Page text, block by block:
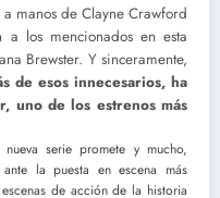
manos de Clayne Crawford
a los mencionados en esta
Brewster. Y sinceramente,
de esos innecesarios, ha
uno de los estrenos más
serie promete y mucho,
la puesta en escena más
de acción de la historia